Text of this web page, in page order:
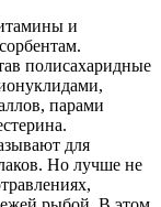
и
полисахаридные
парами
для
Но лучше не